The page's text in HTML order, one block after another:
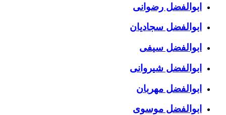
ابوالفضل رضوانی
ابوالفضل سجادیان
ابوالفضل سیفی
ابوالفضل شیروانی
ابوالفضل مهربان
ابوالفضل موسوی